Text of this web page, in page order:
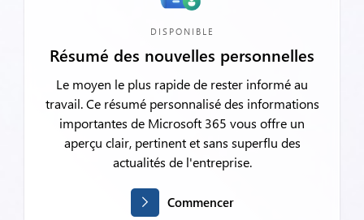
DISPONIBLE
Résumé des nouvelles personnelles
Le moyen le plus rapide de rester informé au
travail. Ce résumé personnalisé des informations
importantes de Microsoft 365 vous offre un
aperçu clair, pertinent et sans superflu des
actualités de l'entreprise.
Commencer